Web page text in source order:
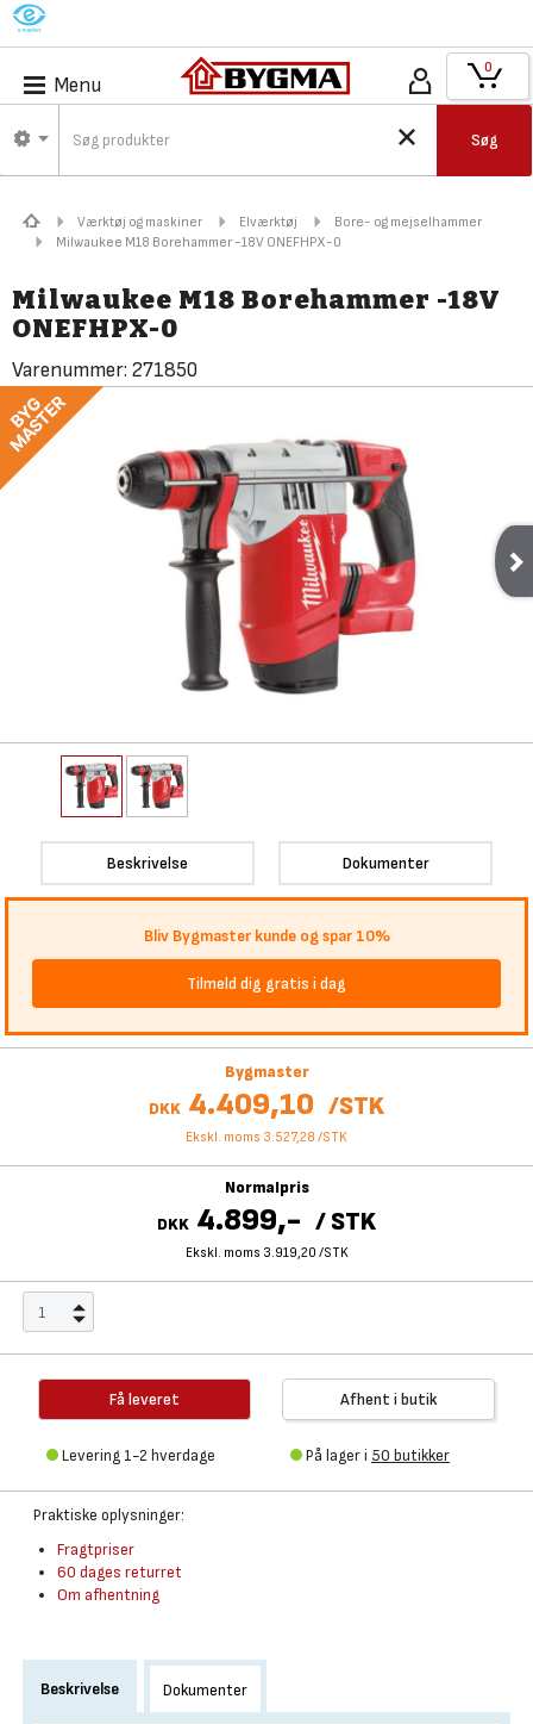
M
Menu
Søg
0
Værktøj og maskiner Elværktøj
Bore- og mejselhammer
Milwaukee M18 Borehammer -18V ONEFHPX-0
Milwaukee M18 Borehammer -18V
ONEFHPX-0
Varenummer: 271850
Beskrivelse Dokumenter
Bliv Bygmaster kunde og spar 10%
Tilmeld dig gratis i dag
Bygmaster
DKK 4.409,10 /STK
Ekskl. moms 3.527,28 /STK
Normalpris
DKK 4.899,- /STK
Ekskl. moms 3.919,20 /STK
Få leveret
Levering 1-2 hverdage
Afhent i butik
På lager i 50 butikker
Praktiske oplysninger:
Fragtpriser
60 dages returret
Om afhentning
Beskrivelse Dokumenter